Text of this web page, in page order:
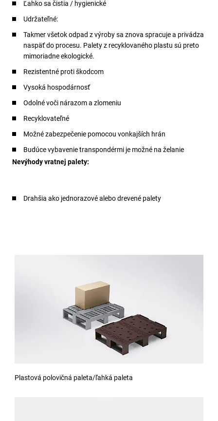
Ľahko sa čistia / hygienické
Udržateľné:
Takmer všetok odpad z výroby sa znova spracuje a privádza
naspäť do procesu. Palety z recyklovaného plastu sú preto
mimoriadne ekologické.
Rezistentné proti škodcom
Vysoká hospodárnosť
Odolné voči nárazom a zlomeniu
Recyklovateľné
Možné zabezpečenie pomocou vonkajších hrán
Budúce vybavenie transpondérmi je možné na želanie
Nevýhody vratnej palety:
Drahšia ako jednorazové alebo drevené palety
Plastová polovičná paleta/ľahká paleta